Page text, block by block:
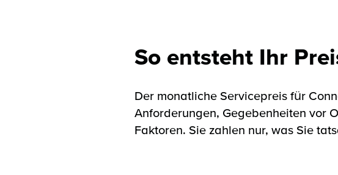
So entsteht Ihr
Der monatliche Servicepreis für
Anforderungen, Gegebenheiten vor
Faktoren. Sie zahlen nur, was Sie